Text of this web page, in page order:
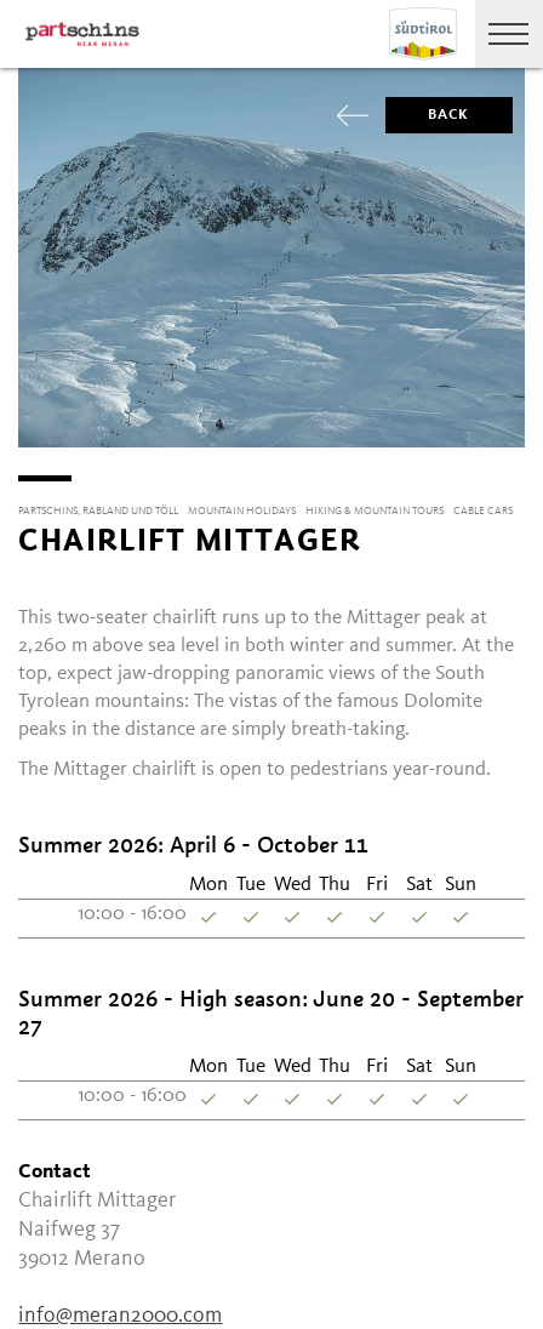
BACK
PARTSCHINS, RABLAND UND TÖLL MOUNTAIN HOLIDAYS HIKING & MOUNTAIN TOURS CABLE CARS
CHAIRLIFT MITTAGER
This two-seater chairlift runs up to the Mittager peak at
2,260 m above sea level in both winter and summer. At the
top, expect jaw-dropping panoramic views of the South
Tyrolean mountains: The vistas of the famous Dolomite
peaks in the distance are simply breath-taking.
The Mittager chairlift is open to pedestrians year-round.
Summer 2026: April 6 - October 11
Mon Tue Wed Thu Fri Sat
Sun
10:00 - 16:00
Summer 2026 - High season: June 20 - September
27
Mon Tue Wed Thu Fri Sat
Sun
10:00 - 16:00
Contact
Chairlift Mittager
Naifweg 37
39012 Merano
info@meran2000.com